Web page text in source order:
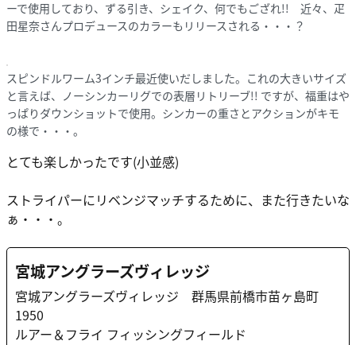
ーで使用しており、ずる引き、シェイク、何でもござれ!! 近々、疋
田星奈さんプロデュースのカラーもリリースされる・・・？
スピンドルワーム3インチ最近使いだしました。これの大きいサイズ
と言えば、ノーシンカーリグでの表層リトリーブ!! ですが、福重はや
っぱりダウンショットで使用。シンカーの重さとアクションがキモ
の様で・・・。
とても楽しかったです(小並感)
ストライパーにリベンジマッチするために、また行きたいな
ぁ・・・。
宮城アングラーズヴィレッジ
宮城アングラーズヴィレッジ 群馬県前橋市苗ヶ島町
1950
ルアー＆フライ フィッシングフィールド